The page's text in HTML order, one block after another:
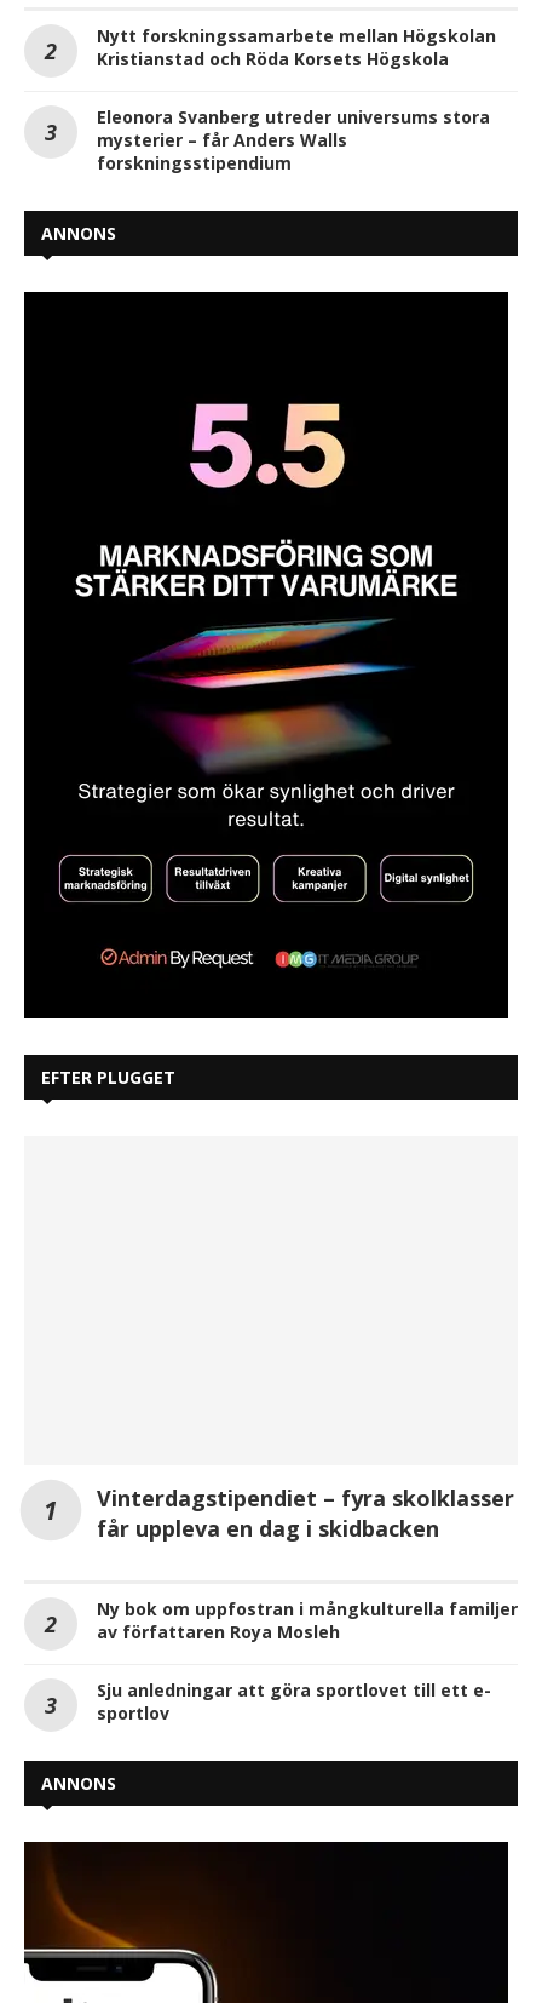
Nytt forskningssamarbete mellan Högskolan
Kristianstad och Röda Korsets Högskola
Eleonora Svanberg utreder universums stora
mysterier – får Anders Walls
forskningsstipendium
ANNONS
EFTER PLUGGET
Vinterdagstipendiet – fyra skolklasser
får uppleva en dag i skidbacken
Ny bok om uppfostran i mångkulturella familjer
av författaren Roya Mosleh
Sju anledningar att göra sportlovet till ett e-
sportlov
ANNONS